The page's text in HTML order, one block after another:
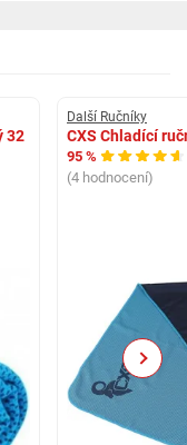
32
Další Ručníky
CXS Chladící
95 %
(4 hodnocení)
Next